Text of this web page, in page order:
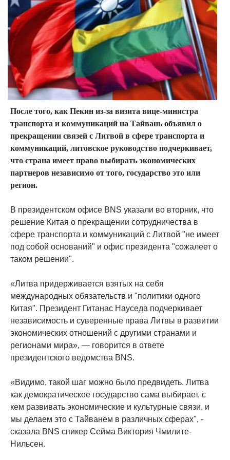
После того, как Пекин из-за визита вице-министра
транспорта и коммуникаций на Тайвань объявил о
прекращении связей с Литвой в сфере транспорта и
коммуникаций, литовское руководство подчеркивает,
что страна имеет право выбирать экономических
партнеров независимо от того, государство это или
регион.
В президентском офисе BNS указали во вторник, что
решение Китая о прекращении сотрудничества в
сфере транспорта и коммуникаций с Литвой "не имеет
под собой оснований" и офис президента "сожалеет о
таком решении".
«Литва придерживается взятых на себя
международных обязательств и "политики одного
Китая". Президент Гитанас Науседа подчеркивает
независимость и суверенные права Литвы в развитии
экономических отношений с другими странами и
регионами мира», — говорится в ответе
президентского ведомства BNS.
«Видимо, такой шаг можно было предвидеть. Литва
как демократическое государство сама выбирает, с
кем развивать экономические и культурные связи, и
мы делаем это с Тайванем в различных сферах", -
сказала BNS спикер Сейма Виктория Чмилите-
Нильсен.